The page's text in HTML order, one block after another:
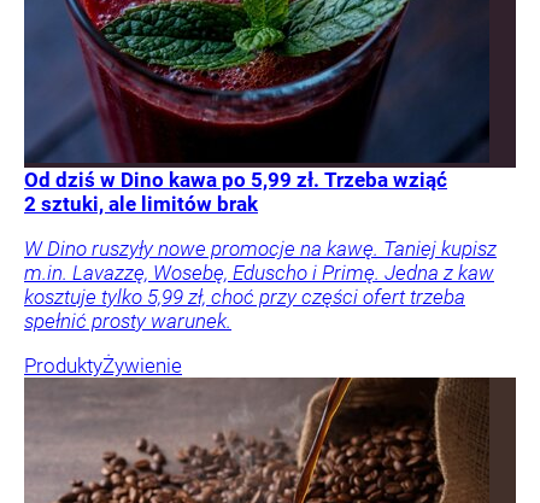
Od dziś w Dino kawa po 5,99 zł. Trzeba wziąć
2 sztuki, ale limitów brak
W Dino ruszyły nowe promocje na kawę. Taniej kupisz
m.in. Lavazzę, Wosebę, Eduscho i Primę. Jedna z kaw
kosztuje tylko 5,99 zł, choć przy części ofert trzeba
spełnić prosty warunek.
ProduktyŻywienie